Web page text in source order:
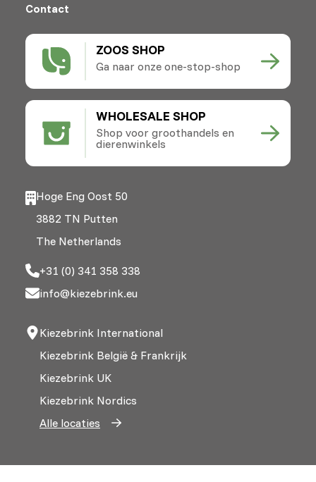
ZOOS SHOP
Ga naar onze one-stop-shop
WHOLESALE SHOP
Shop voor groothandels en
dierenwinkels
Contact
Hoge Eng Oost 50
3882 TN Putten
The Netherlands
+31 (0) 341 358 338
info@kiezebrink.eu
Kiezebrink International
Kiezebrink België & Frankrijk
Kiezebrink UK
Kiezebrink Nordics
Alle locaties